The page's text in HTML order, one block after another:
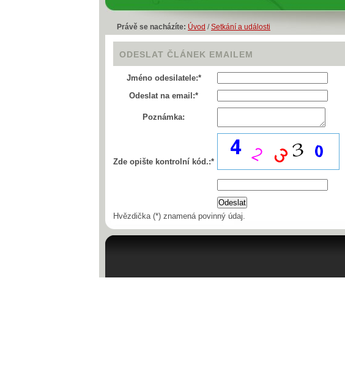
Právě se nacházíte: Úvod /Setkání a události
ODESLAT ČLÁNEK EMAILEM
Jméno odesilatele:*
Odeslat na email:*
Poznámka:
Zde opište kontrolní kód.:*
Hvězdička (*) znamená povinný údaj.